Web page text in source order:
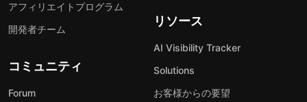
アフィリエイトプログラム
開発者チーム
コミュニティ
Forum
リソース
AI Visibility Tracker
Solutions
お客様からの要望